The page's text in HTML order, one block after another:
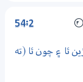
54:2 2‏۝
ٿا ۽ چون ٿا (ته